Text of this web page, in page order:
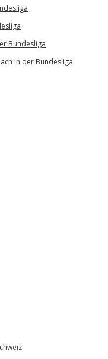
Bundesliga
in der Bundesliga